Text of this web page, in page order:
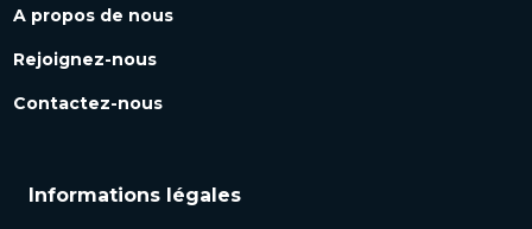
A propos de nous
Rejoignez-nous
Contactez-nous
Informations légales